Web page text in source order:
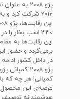
پژو 2008 به
2016 شرکت کرد
340 اسب بخار
برمی‌گردد و حضور
پژو 2008
کمپانی! هر چه که
عرضه‌ی این محصول